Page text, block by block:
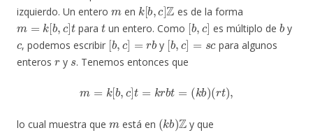
izquierdo. Un entero
en es de la forma
m=k[b,c ]t
para
t
un entero. Como
[b, c]
es múltiplo de
b
y
c
, podemos escribir
[b ,c]=rb
y
[b,c]=sc
para algunos
enteros
r
y
s
. Tenemos entonces que
=k[ b,c] krbt= b)(rt),
lo cual muestra que está en
(k b)Z
y que